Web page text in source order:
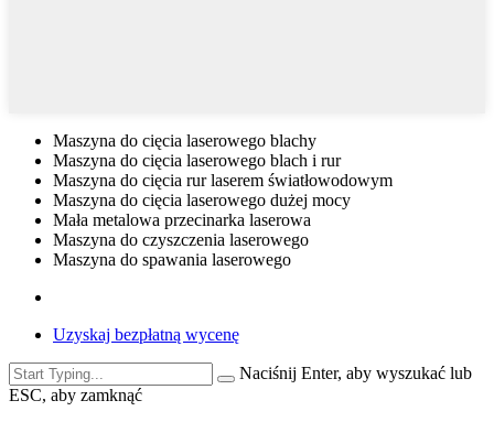
Maszyna do cięcia laserowego blachy
Maszyna do cięcia laserowego blach i rur
Maszyna do cięcia rur laserem światłowodowym
Maszyna do cięcia laserowego dużej mocy
Mała metalowa przecinarka laserowa
Maszyna do czyszczenia laserowego
Maszyna do spawania laserowego
Uzyskaj bezpłatną wycenę
Naciśnij Enter, aby wyszukać lub
ESC, aby zamknąć